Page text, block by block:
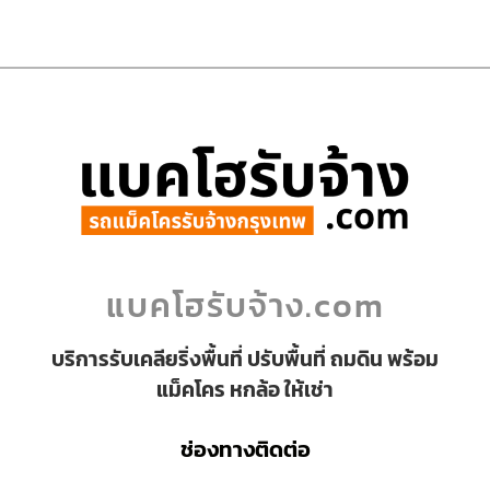
แบคโฮรับจ้าง.com
บริการรับเคลียริ่งพื้นที่ ปรับพื้นที่ ถมดิน พร้อม
แม็คโคร หกล้อ ให้เช่า
ช่องทางติดต่อ